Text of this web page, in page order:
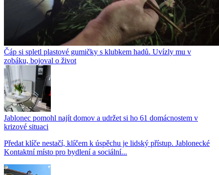
Čáp si spletl plastové gumičky s klubkem hadů. Uvízly mu v
zobáku, bojoval o život
Jablonec pomohl najít domov a udržet si ho 61 domácnostem v
krizové situaci
Předat klíče nestačí, klíčem k úspěchu je lidský přístup. Jablonecké
Kontaktní místo pro bydlení a sociální...